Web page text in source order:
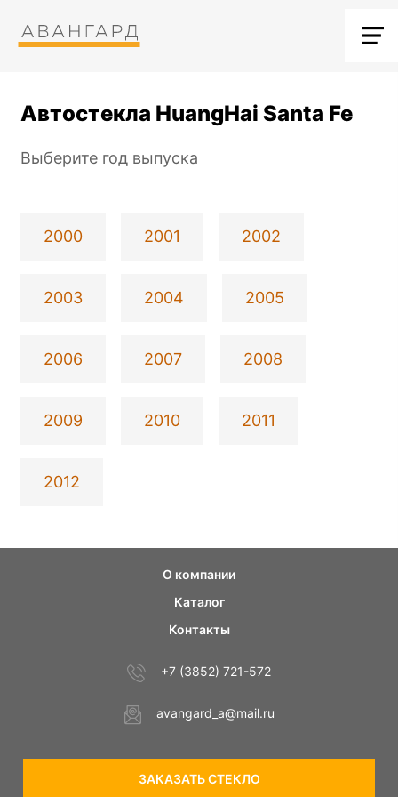
Автостекла HuangHai Santa Fe
Выберите год выпуска
2000 2001 2002
2003 2004 2005
2006 2007 2008
2009 2010 2011
2012
О компании
Каталог
Контакты
+7 (3852) 721-572
avangard_a@mail.ru
ЗАКАЗАТЬ СТЕКЛО